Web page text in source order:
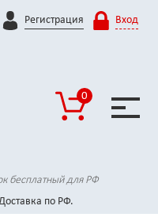
Регистрация Вход
0
бесплатный для РФ
по РФ.